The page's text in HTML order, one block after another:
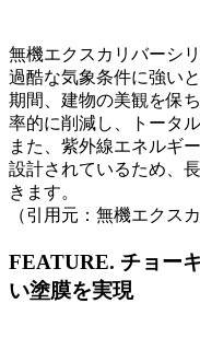
無機エクスカリバーシ
過酷な気象条件に強い
期間、建物の美観を保
率的に削減し、トータ
また、紫外線エネルギ
設計されているため、
きます。
（引用元：無機エクス
FEATURE. チョー
い塗膜を実現